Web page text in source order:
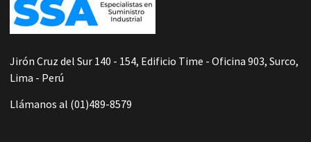
Start
Jirón Cruz del Sur 140 - 154, Edificio Time - Oficina 903, Surco,
Lima - Perú
Llámanos al (01)489-8579